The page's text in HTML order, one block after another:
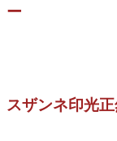
ー
スザンネ印光